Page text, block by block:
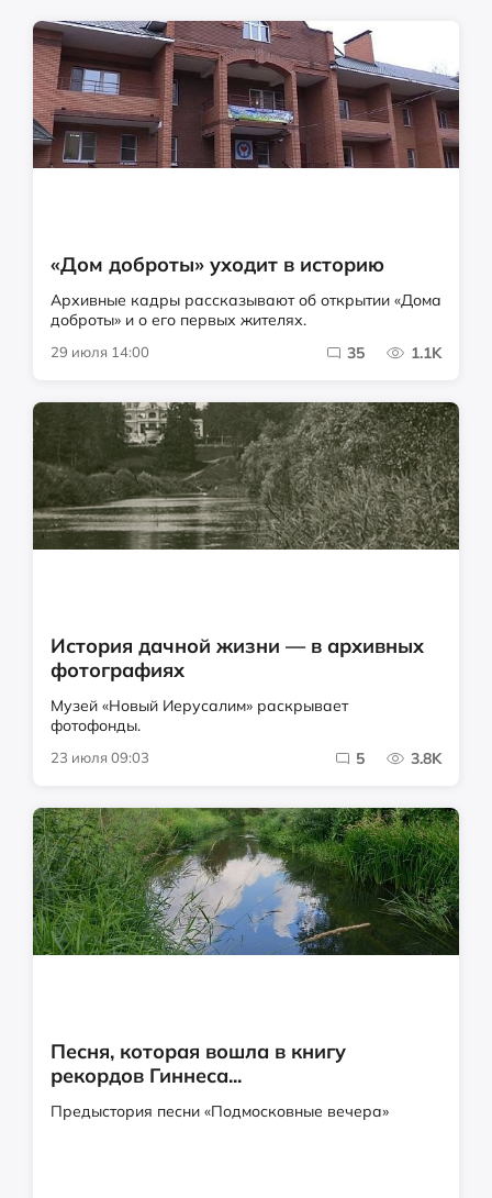
«Дом доброты» уходит в историю
Архивные кадры рассказывают об открытии «Дома
доброты» и о его первых жителях.
29 июля 14:00 35 1.1K
История дачной жизни — в архивных
фотографиях
Музей «Новый Иерусалим» раскрывает
фотофонды.
23 июля 09:03 5 3.8K
Песня, которая вошла в книгу
рекордов Гиннеса...
Предыстория песни «Подмосковные вечера»